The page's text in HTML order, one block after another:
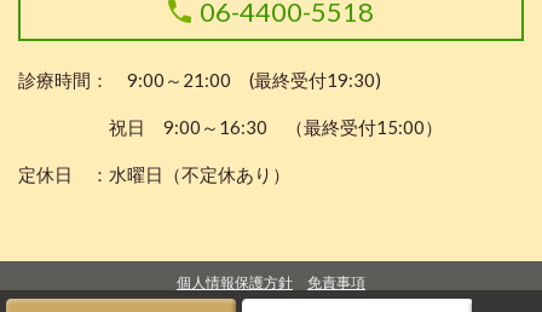
06-4400-5518
診療時間： 9:00～21:00 (最終受付19:30)
祝日 9:00～16:30 （最終受付15:00）
定休日 ：水曜日（不定休あり）
個人情報保護方針 免責事項